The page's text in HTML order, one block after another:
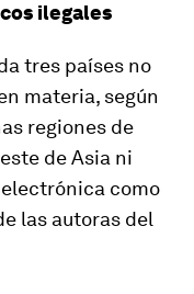
ilegales
tres países no
materia, según
regiones de
de Asia ni
como
las autoras del